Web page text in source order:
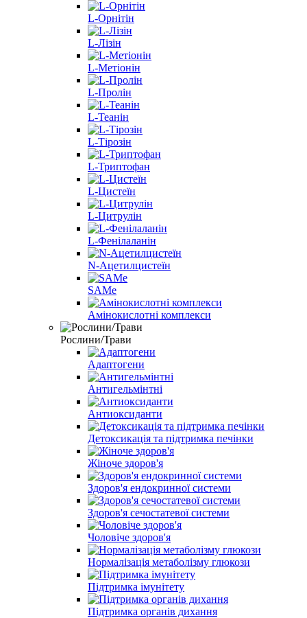
L-Орнітін
L-Лізін
L-Метіонін
L-Пролін
L-Теанін
L-Тірозін
L-Триптофан
L-Цистеїн
L-Цитрулін
L-Фенілаланін
N-Ацетилцистеїн
SAMe
Амінокислотні комплекси
Рослини/Трави
Адаптогени
Антигельмінтні
Антиоксиданти
Детоксикація та підтримка печінки
Жіноче здоров'я
Здоров'я ендокринної системи
Здоров'я сечостатевої системи
Чоловіче здоров'я
Нормалізація метаболізму глюкози
Підтримка імунітету
Підтримка органів дихання